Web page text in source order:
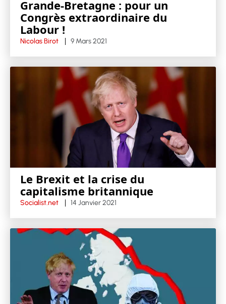
Grande-Bretagne : pour un
Congrès extraordinaire du
Labour !
Nicolas Birot 9 Mars 2021
Le Brexit et la crise du
capitalisme britannique
Socialist.net 14 Janvier 2021